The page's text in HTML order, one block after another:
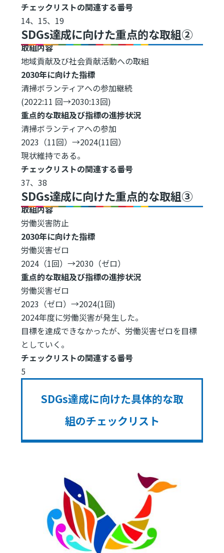
チェックリストの関連する番号
14、15、19
SDGs達成に向けた重点的な取組②
取組内容
地域貢献及び社会貢献活動への取組
2030年に向けた指標
清掃ボランティアへの参加継続
(2022:11 回→2030:13回)
重点的な取組及び指標の進捗状況
清掃ボランティアへの参加
2023（11回）→2024(11回）
現状維持である。
チェックリストの関連する番号
37、38
SDGs達成に向けた重点的な取組③
取組内容
労働災害防止
2030年に向けた指標
労働災害ゼロ
2024（1回）→2030（ゼロ）
重点的な取組及び指標の進捗状況
労働災害ゼロ
2023（ゼロ）→2024(1回)
2024年度に労働災害が発生した。
目標を達成できなかったが、労働災害ゼロを目標
としていく。
チェックリストの関連する番号
5
SDGs達成に向けた具体的な取
組のチェックリスト